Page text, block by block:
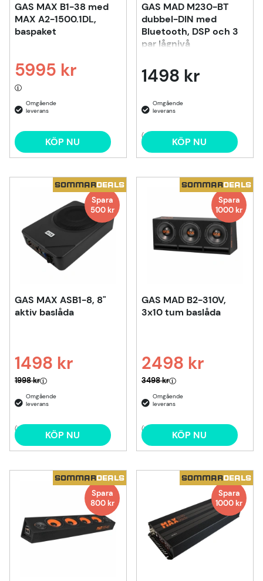
GAS MAX B1-38 med
MAX A2-1500.1DL,
baspaket
5995 kr
Ordinarie pris:
KÖP NU
GAS MAD M230-BT
dubbel-DIN med
Bluetooth, DSP och 3
par lågnivå
1498 kr
(2) KÖP NU
SOMMARDEALS
Spara
500kr
GAS MAX ASB1-8, 8"
aktiv baslåda
1498 kr
Ordinarie pris:
1998 kr
(1) KÖP NU
SOMMARDEALS
Spara
1000kr
GAS MAD B2-310V,
3x10 tum baslåda
2498 kr
Ordinarie pris:
3498 kr
(1) KÖP NU
SOMMARDEALS
Spara
800kr
SOMMARDEALS
Spara
1000kr